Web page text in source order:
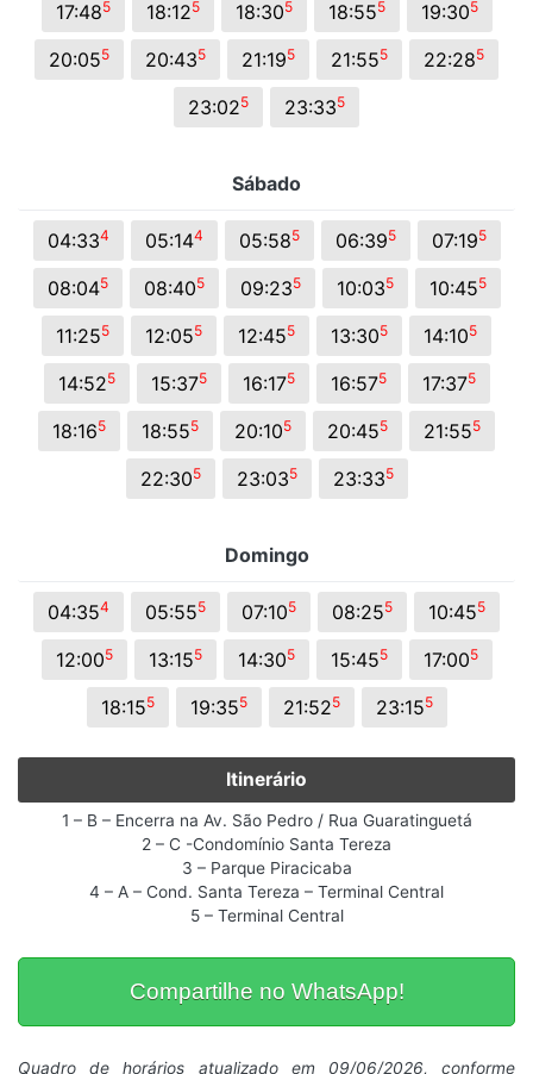
17:485 18:125 18:305 18:555 19:305
20:055 20:435 21:195 21:555 22:285
23:025 23:335
Sábado
04:334 05:144 05:585 06:395 07:195
08:045 08:405 09:235 10:035 10:455
11:255 12:055 12:455 13:305 14:105
14:525 15:375 16:175 16:575 17:375
18:165 18:555 20:105 20:455 21:555
22:305 23:035 23:335
Domingo
04:354 05:555 07:105 08:255 10:455
12:005 13:155 14:305 15:455 17:005
18:155 19:355 21:525 23:155
Itinerário
1 – B – Encerra na Av. São Pedro / Rua Guaratinguetá
2 – C -Condomínio Santa Tereza
3 – Parque Piracicaba
4 – A – Cond. Santa Tereza – Terminal Central
5 – Terminal Central
Compartilhe no WhatsApp!
Quadro de horários atualizado em 09/06/2026, conforme